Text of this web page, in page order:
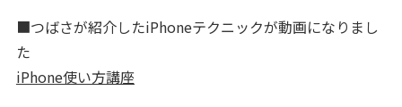
■つばさが紹介したiPhoneテクニックが動画になりまし
た
iPhone使い方講座